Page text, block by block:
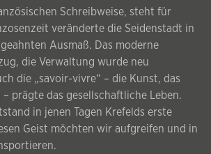
Schreibweise, steht für
veränderte die Seidenstadt in
Ausmaß. Das moderne
die Verwaltung wurde neu
die „savoir-vivre“ – die Kunst, das
– prägte das gesellschaftliche Leben.
in jenen Tagen Krefelds erste
Geist möchten wir aufgreifen und in